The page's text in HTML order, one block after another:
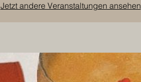
Jetzt andere Veranstaltungen ansehen